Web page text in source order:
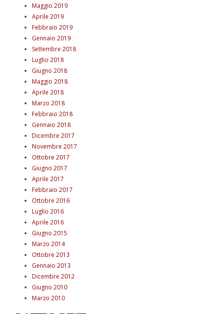
Maggio 2019
Aprile 2019
Febbraio 2019
Gennaio 2019
Settembre 2018
Luglio 2018
Giugno 2018
Maggio 2018
Aprile 2018
Marzo 2018
Febbraio 2018
Gennaio 2018
Dicembre 2017
Novembre 2017
Ottobre 2017
Giugno 2017
Aprile 2017
Febbraio 2017
Ottobre 2016
Luglio 2016
Aprile 2016
Giugno 2015
Marzo 2014
Ottobre 2013
Gennaio 2013
Dicembre 2012
Giugno 2010
Marzo 2010